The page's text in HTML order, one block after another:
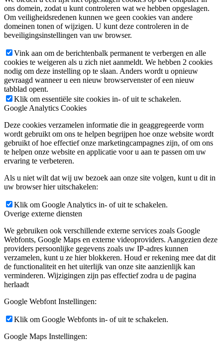
ons domein, zodat u kunt controleren wat we hebben opgeslagen.
Om veiligheidsredenen kunnen we geen cookies van andere
domeinen tonen of wijzigen. U kunt deze controleren in de
beveiligingsinstellingen van uw browser.
Vink aan om de berichtenbalk permanent te verbergen en alle
cookies te weigeren als u zich niet aanmeldt. We hebben 2 cookies
nodig om deze instelling op te slaan. Anders wordt u opnieuw
gevraagd wanneer u een nieuw browservenster of een nieuw
tabblad opent.
Klik om essentiële site cookies in- of uit te schakelen.
Google Analytics Cookies
Deze cookies verzamelen informatie die in geaggregeerde vorm
wordt gebruikt om ons te helpen begrijpen hoe onze website wordt
gebruikt of hoe effectief onze marketingcampagnes zijn, of om ons
te helpen onze website en applicatie voor u aan te passen om uw
ervaring te verbeteren.
Als u niet wilt dat wij uw bezoek aan onze site volgen, kunt u dit in
uw browser hier uitschakelen:
Klik om Google Analytics in- of uit te schakelen.
Overige externe diensten
We gebruiken ook verschillende externe services zoals Google
Webfonts, Google Maps en externe videoproviders. Aangezien deze
providers persoonlijke gegevens zoals uw IP-adres kunnen
verzamelen, kunt u ze hier blokkeren. Houd er rekening mee dat dit
de functionaliteit en het uiterlijk van onze site aanzienlijk kan
verminderen. Wijzigingen zijn pas effectief zodra u de pagina
herlaadt
Google Webfont Instellingen:
Klik om Google Webfonts in- of uit te schakelen.
Google Maps Instellingen: